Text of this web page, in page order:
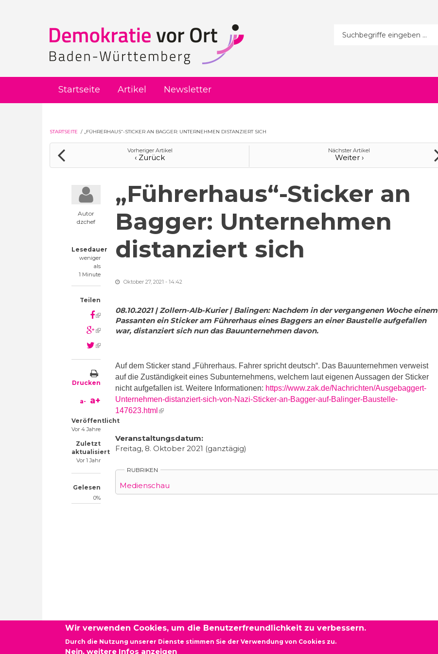
Suchformular
Startseite Artikel Newsletter
STARTSEITE / „FÜHRERHAUS“-STICKER AN BAGGER: UNTERNEHMEN DISTANZIERT SICH
Vorheriger Artikel
‹ Zurück
Nächster Artikel
Weiter ›
Autor
dzchef
Lesedauer
weniger
als
1 Minute
Teilen
(link is external)
(link is external)
(link is external)
Drucken
a- a+
Veröffentlicht
Vor 4 Jahre
Zuletzt
aktualisiert
Vor 1 Jahr
Gelesen
0%
„Führerhaus“-Sticker an
Bagger: Unternehmen
distanziert sich
Oktober 27, 2021 - 14:42
08.10.2021 | Zollern-Alb-Kurier | Balingen: Nachdem in der vergangenen Woche einem
Passanten ein Sticker am Führerhaus eines Baggers an einer Baustelle aufgefallen
war, distanziert sich nun das Bauunternehmen davon.
Auf dem Sticker stand „Führerhaus. Fahrer spricht deutsch“. Das Bauunternehmen verweist
auf die Zuständigkeit eines Subunternehmens, welchem laut eigenen Aussagen der Sticker
nicht aufgefallen ist. Weitere Informationen: https://www.zak.de/Nachrichten/Ausgebaggert-
Unternehmen-distanziert-sich-von-Nazi-Sticker-an-Bagger-auf-Balinger-Baustelle-
147623.html (link is external)
Veranstaltungsdatum:
Freitag, 8. Oktober 2021 (ganztägig)
RUBRIKEN
Medienschau
Newsletter - Demokratie vor Ort Baden-Württemberg
Wir verwenden Cookies, um die Benutzerfreundlichkeit zu verbessern.
Durch die Nutzung unserer Dienste stimmen Sie der Verwendung von Cookies zu.
Nein, weitere Infos anzeigen